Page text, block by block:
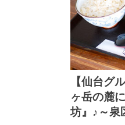
【仙台グ
ヶ岳の麓
坊』♪～泉